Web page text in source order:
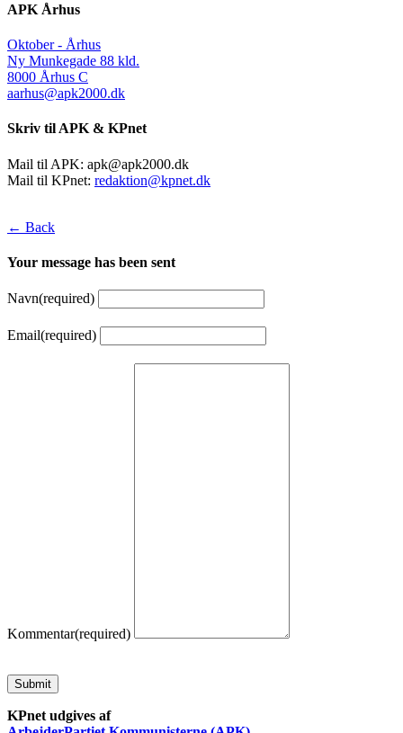
APK Århus
Oktober - Århus
Ny Munkegade 88 kld.
8000 Århus C
aarhus@apk2000.dk
Skriv til APK & KPnet
Mail til APK: apk@apk2000.dk
Mail til KPnet: redaktion@kpnet.dk
← Back
Your message has been sent
Navn(required)
Email(required)
Kommentar(required)
Submit
KPnet udgives af